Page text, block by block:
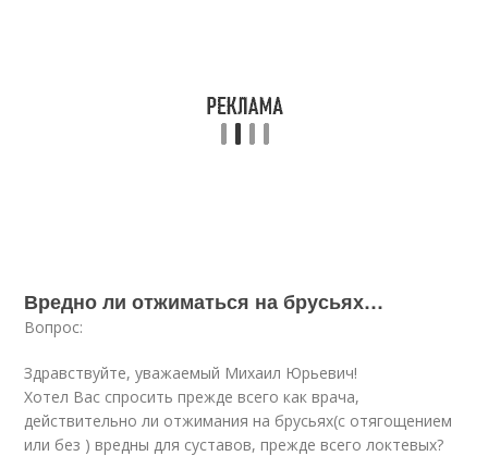
Вредно ли отжиматься на брусьях…
Вопрос:
Здравствуйте, уважаемый Михаил Юрьевич!
Хотел Вас спросить прежде всего как врача,
действительно ли отжимания на брусьях(с отягощением
или без ) вредны для суставов, прежде всего локтевых?